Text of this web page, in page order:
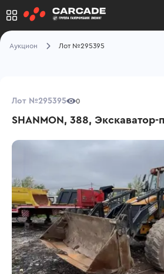
Аукцион Лот №295395
Лот №295395 0
SHANMON, 388, Экскаватор-